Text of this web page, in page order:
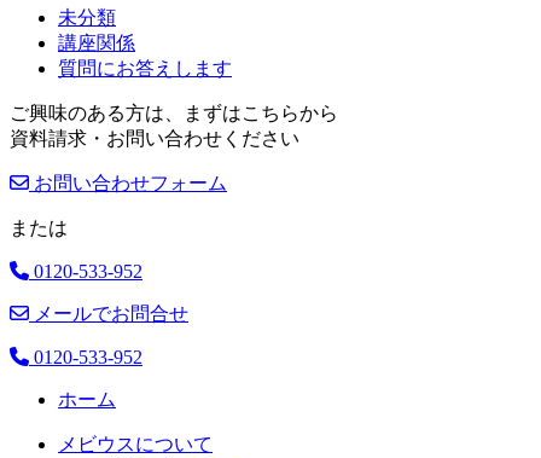
未分類
講座関係
質問にお答えします
ご興味のある方は、まずはこちらから
資料請求・お問い合わせください
お問い合わせフォーム
または
0120-533-952
メールでお問合せ
0120-533-952
ホーム
メビウスについて